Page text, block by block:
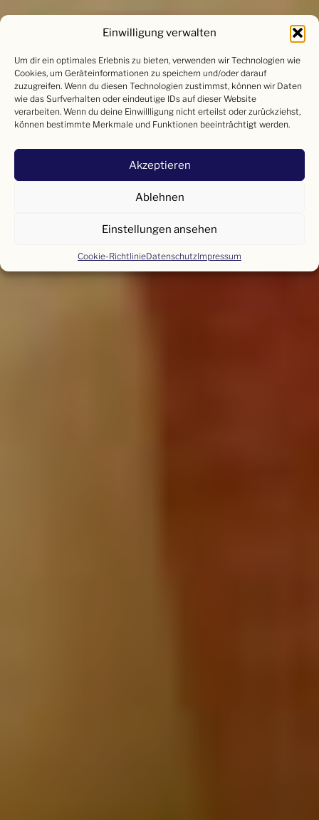
Einwilligung verwalten
Um dir ein optimales Erlebnis zu bieten, verwenden wir Technologien wie
Cookies, um Geräteinformationen zu speichern und/oder darauf
zuzugreifen. Wenn du diesen Technologien zustimmst, können wir Daten
wie das Surfverhalten oder eindeutige IDs auf dieser Website
verarbeiten. Wenn du deine Einwillligung nicht erteilst oder zurückziehst,
können bestimmte Merkmale und Funktionen beeinträchtigt werden.
Akzeptieren
Ablehnen
Einstellungen ansehen
Cookie-RichtlinieDatenschutzImpressum